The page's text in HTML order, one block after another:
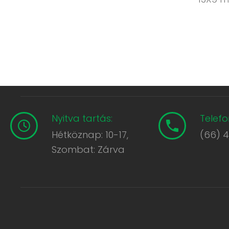
Nyitva tartás:
Hétköznap: 10-17,
Szombat: Zárva
(66)